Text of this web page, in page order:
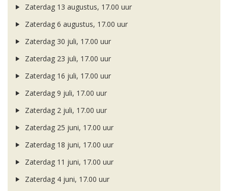
Zaterdag 13 augustus, 17.00 uur
Zaterdag 6 augustus, 17.00 uur
Zaterdag 30 juli, 17.00 uur
Zaterdag 23 juli, 17.00 uur
Zaterdag 16 juli, 17.00 uur
Zaterdag 9 juli, 17.00 uur
Zaterdag 2 juli, 17.00 uur
Zaterdag 25 juni, 17.00 uur
Zaterdag 18 juni, 17.00 uur
Zaterdag 11 juni, 17.00 uur
Zaterdag 4 juni, 17.00 uur